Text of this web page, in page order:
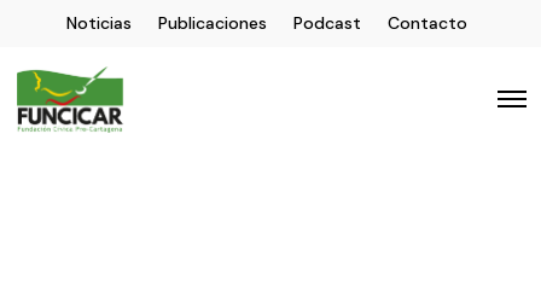
Noticias Publicaciones Podcast Contacto